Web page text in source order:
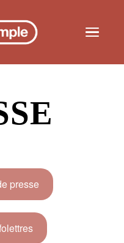
Toggle
presse